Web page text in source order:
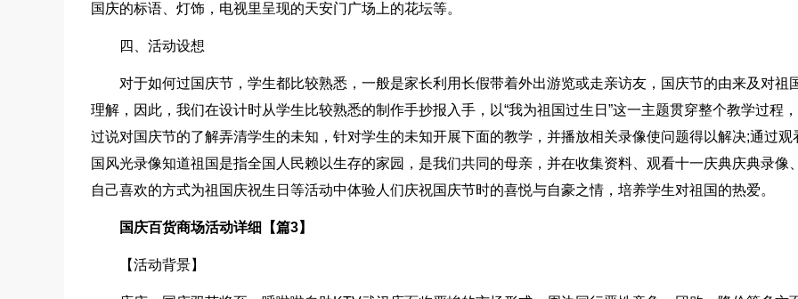
国庆的标语、灯饰，电视里呈现的天安门广场上的花坛等。
四、活动设想
对于如何过国庆节，学生都比较熟悉，一般是家长利用长假带着外出游览或走亲访友，国庆节的由来及对祖
理解，因此，我们在设计时从学生比较熟悉的制作手抄报入手，以“我为祖国过生日”这一主题贯穿整个教学过程
过说对国庆节的了解弄清学生的未知，针对学生的未知开展下面的教学，并播放相关录像使问题得以解决;通过观
国风光录像知道祖国是指全国人民赖以生存的家园，是我们共同的母亲，并在收集资料、观看十一庆典庆典录像
自己喜欢的方式为祖国庆祝生日等活动中体验人们庆祝国庆节时的喜悦与自豪之情，培养学生对祖国的热爱。
国庆百货商场活动详细【篇3】
【活动背景】